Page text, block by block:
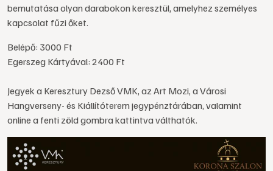
bemutatása olyan darabokon keresztül, amelyhez személyes
kapcsolat fűzi őket.
Belépő: 3000 Ft
Egerszeg Kártyával: 2400 Ft
Jegyek a Keresztury Dezső VMK, az Art Mozi, a Városi
Hangverseny- és Kiállítóterem jegypénztárában, valamint
online a fenti zöld gombra kattintva válthatók.